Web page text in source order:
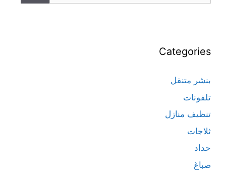
Categories
بنشر متنقل
تلفونات
تنظيف منازل
ثلاجات
حداد
صباغ